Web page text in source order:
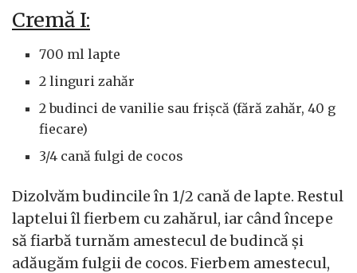
Cremă I:
700 ml lapte
2 linguri zahăr
2 budinci de vanilie sau frișcă (fără zahăr, 40 g
fiecare)
3/4 cană fulgi de cocos
Dizolvăm budincile în 1/2 cană de lapte. Restul
laptelui îl fierbem cu zahărul, iar când începe
să fiarbă turnăm amestecul de budincă și
adăugăm fulgii de cocos. Fierbem amestecul,